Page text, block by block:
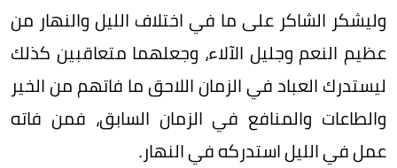
وليشكر الشاكر على ما في اختلاف الليل والنهار من
عظيم النعم وجليل الآلاء، وجعلهما متعاقبين كذلك
ليستدرك العباد في الزمان اللاحق ما فاتهم من الخير
والطاعات والمنافع في الزمان السابق، فمن فاته
عمل في الليل استدركه في النهار.